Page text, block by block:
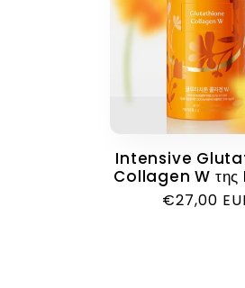
ο
:Intensive
Collagen W της
Κανονική
€27,00